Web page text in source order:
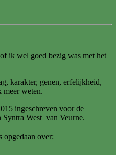
ik wel goed bezig was met het
karakter, genen, erfelijkheid,
weten.
ingeschreven voor de
West van Veurne.
opgedaan over: